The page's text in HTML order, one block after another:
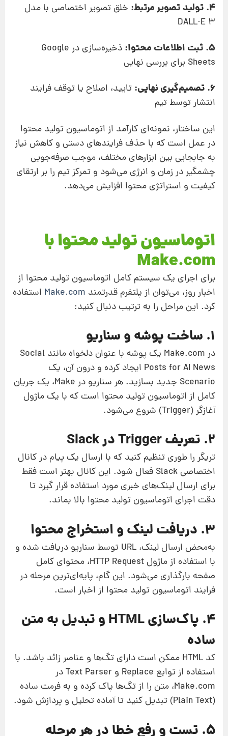
4. تولید تصویر مرتبط:
خلق تصویر اختصاصی با مدل
DALL·E 3
5. ثبت اطلاعات محتوا:
ذخیره‌سازی در Google
Sheets برای بررسی نهایی
6. تصمیم‌گیری نهایی:
تایید، اصلاح یا توقف فرایند
انتشار توسط تیم
این ساختار، نمونه‌ای کارآمد از اتوماسیون تولید محتوا
در عمل است که با حذف فرایندهای دستی و کاهش نیاز
به جابجایی بین ابزارهای مختلف، موجب صرفه‌جویی
چشمگیر در زمان و انرژی می‌شود و تمرکز تیم را بر ارتقای
کیفیت و استراتژی محتوا افزایش می‌دهد.
اتوماسیون تولید محتوا با
Make.com
برای اجرای یک سیستم کامل اتوماسیون تولید محتوا از
اخبار روز، می‌توان از پلتفرم قدرتمند Make.com استفاده
کرد. این مراحل را به ترتیب دنبال کنید:
۱. ساخت پوشه و سناریو
در Make.com یک پوشه با عنوان دلخواه مانند Social
Posts for AI News ایجاد کرده و درون آن، یک
Scenario جدید بسازید. هر سناریو در Make، یک جریان
کامل از اتوماسیون تولید محتوا است که با یک ماژول
آغازگر (Trigger) شروع می‌شود.
۲. تعریف Trigger در Slack
تریگر را طوری تنظیم کنید که با ارسال یک پیام در کانال
اختصاصی Slack فعال شود. این کانال بهتر است فقط
برای ارسال لینک‌های خبری مورد استفاده قرار گیرد تا
دقت اجرای اتوماسیون تولید محتوا بالا بماند.
۳. دریافت لینک و استخراج محتوا
به‌محض ارسال لینک، URL توسط سناریو دریافت شده و
با استفاده از ماژول HTTP Request، محتوای کامل
صفحه بارگذاری می‌شود. این گام، پایه‌ای‌ترین مرحله در
فرایند اتوماسیون تولید محتوا از اخبار است.
۴. پاک‌سازی HTML و تبدیل به متن
ساده
کد HTML ممکن است دارای تگ‌ها و عناصر زائد باشد. با
استفاده از توابع Replace و Text Parser در
Make.com، متن را از تگ‌ها پاک کرده و به فرمت ساده
(Plain Text) تبدیل کنید تا آماده تحلیل و پردازش شود.
۵. تست و رفع خطا در هر مرحله